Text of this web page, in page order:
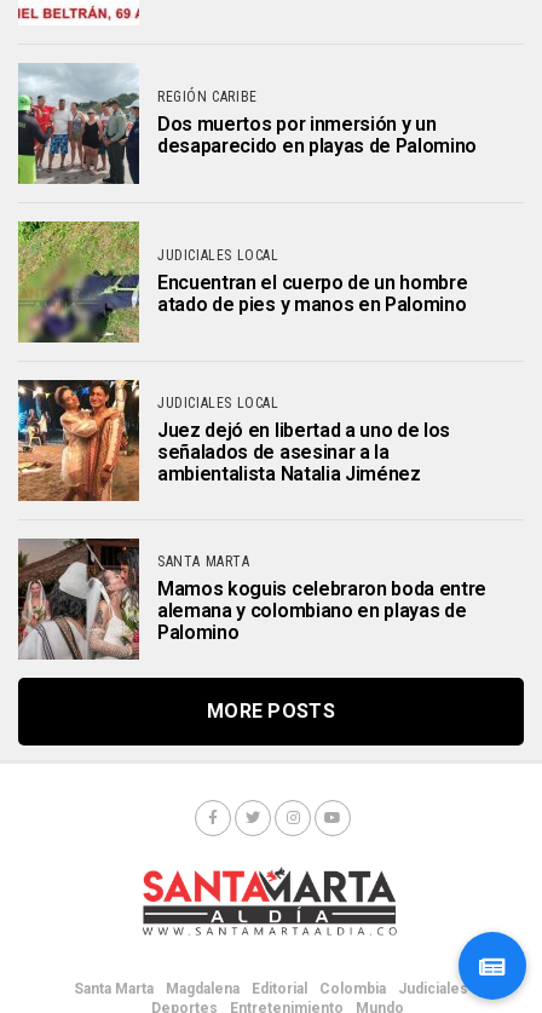
REGIÓN CARIBE
Dos muertos por inmersión y un
desaparecido en playas de Palomino
JUDICIALES LOCAL
Encuentran el cuerpo de un hombre
atado de pies y manos en Palomino
JUDICIALES LOCAL
Juez dejó en libertad a uno de los
señalados de asesinar a la
ambientalista Natalia Jiménez
SANTA MARTA
Mamos koguis celebraron boda entre
alemana y colombiano en playas de
Palomino
MORE POSTS
Santa Marta Magdalena Editorial Colombia
Judiciales
Deportes
Entretenimiento Mundo